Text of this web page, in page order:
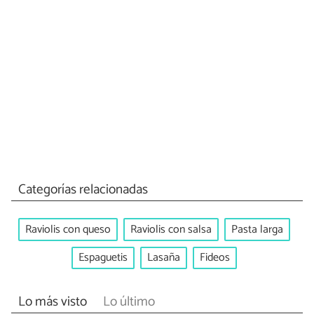
Categorías relacionadas
Raviolis con queso Raviolis con salsa
Pasta larga
Espaguetis
Lasaña Fideos
Lo más visto Lo último